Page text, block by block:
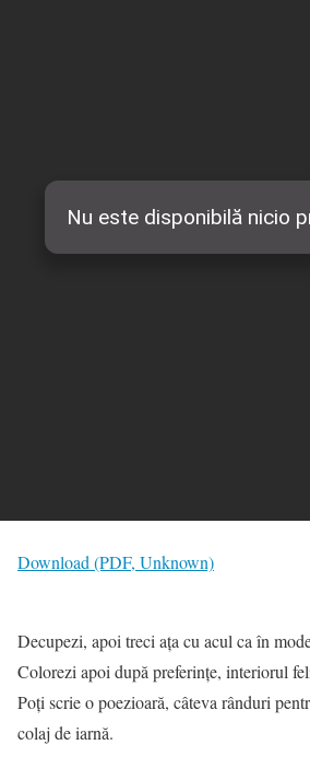
Download (PDF, Unknown)
Decupezi, apoi treci ața cu acul ca în
Colorezi apoi după preferințe, interiorul
Poți scrie o poezioară, câteva rânduri
colaj de iarnă.